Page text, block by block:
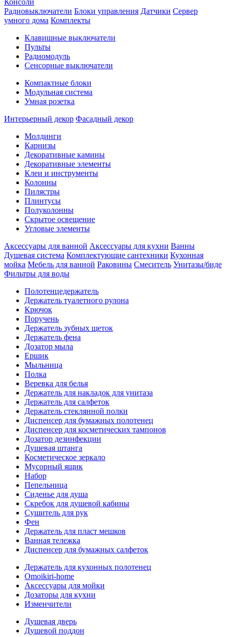
Консоли
Радиовыключатели Блоки управления Датчики Сервер
умного дома Комплекты
Клавишные выключатели
Пульты
Радиомодуль
Сенсорные выключатели
Компактные блоки
Модульная система
Умная розетка
Интерьерный декор Фасадный декор
Молдинги
Карнизы
Декоративные камины
Декоративные элементы
Клеи и инструменты
Колонны
Пилястры
Плинтусы
Полуколонны
Скрытое освещение
Угловые элементы
Аксессуары для ванной Аксессуары для кухни Ванны
Душевая система Комплектующие сантехники Кухонная
мойка Мебель для ванной Раковины Смеситель Унитазы/биде
Фильтры для воды
Полотенцедержатель
Держатель туалетного рулона
Крючок
Поручень
Держатель зубных щеток
Держатель фена
Дозатор мыла
Eршик
Мыльница
Полка
Веревка для белья
Держатель для накладок для унитаза
Держатель для салфеток
Держатель стеклянной полки
Диспенсер для бумажных полотенец
Диспенсер для косметических тампонов
Дозатор дезинфекции
Душевая штанга
Косметическое зеркало
Мусорный ящик
Набор
Пепельница
Сиденье для душа
Скребок для душевой кабины
Сушитель для рук
Фен
Держатель для пласт мешков
Ванная тележка
Диспенсер для бумажных салфеток
Держатель для кухонных полотенец
Omoikiri-home
Аксессуары для мойки
Дозаторы для кухни
Изменчители
Душевая дверь
Душевой поддон